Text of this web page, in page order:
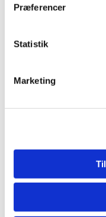
Præferencer
Statistik
Marketing